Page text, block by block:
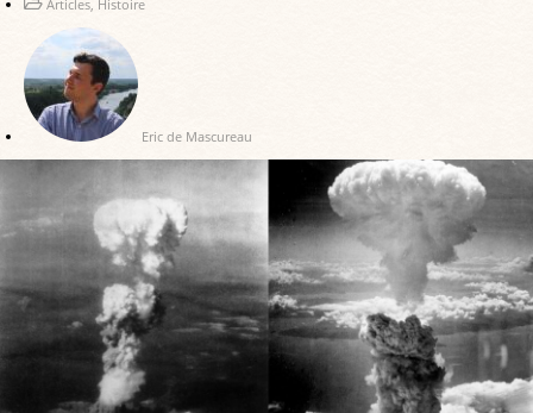
Articles, Histoire
Eric de Mascureau